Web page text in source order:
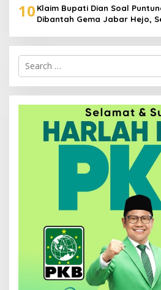
10 Klaim Bupati Dian Soal
Dibantah Gema Jabar Hejo,
Search
for: